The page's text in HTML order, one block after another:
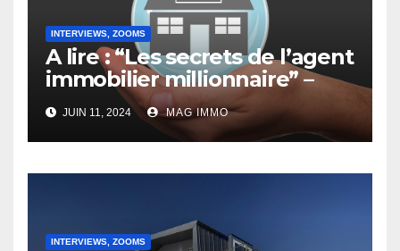
INTERVIEWS, ZOOMS
A lire : “Les secrets de l’agent
immobilier millionnaire” –
Interview de Jacques
Doassans-Bernard
JUIN 11, 2024 MAG IMMO
INTERVIEWS, ZOOMS